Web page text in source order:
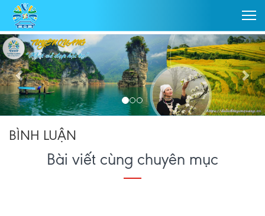
BÌNH LUẬN
Bài viết cùng chuyên mục